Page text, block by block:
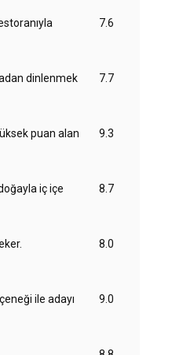
7.6
dinlenmek
7.7
puan alan
9.3
iç içe
8.7
8.0
ile adayı
9.0